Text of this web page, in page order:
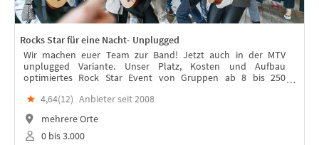
Rocks Star für eine Nacht- Unplugged
Wir machen euer Team zur Band! Jetzt auch in der MTV
unplugged Variante. Unser Platz, Kosten und Aufbau
optimiertes Rock Star Event von Gruppen ab 8 bis 250
★ 4,64(12) Anbieter seit 2008
mehrere Orte
0 bis 3.000